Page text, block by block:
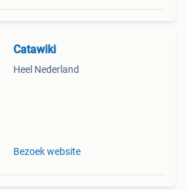
Catawiki
Heel Nederland
Bezoek website